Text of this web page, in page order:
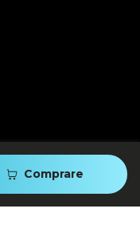
Comprare